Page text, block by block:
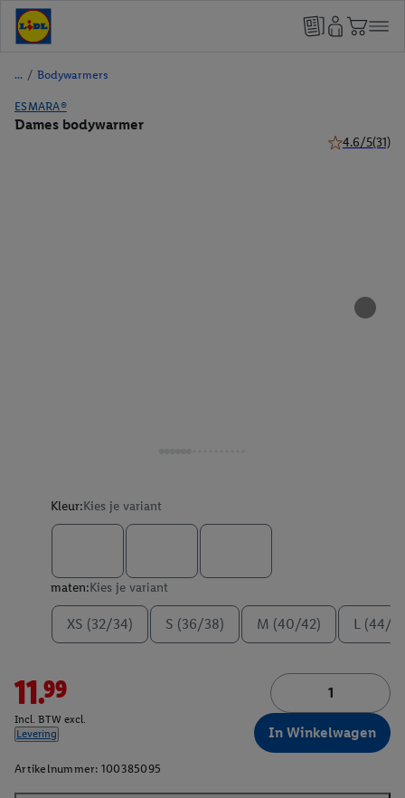
/ Bodywarmers
ESMARA®
Dames bodywarmer
4.6/5(31)
Kleur:Kies je variant
maten:Kies je variant
XS (32/34) S (36/38) M (40/42) L (44/
11.99
Incl. BTW excl.
Levering
In Winkelwagen
Artikelnummer: 100385095